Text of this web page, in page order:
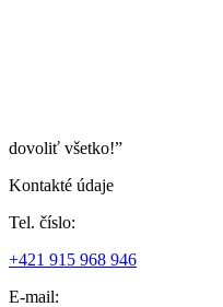
dovoliť všetko!”
Kontakté údaje
Tel. číslo:
+421 915 968 946
E-mail: